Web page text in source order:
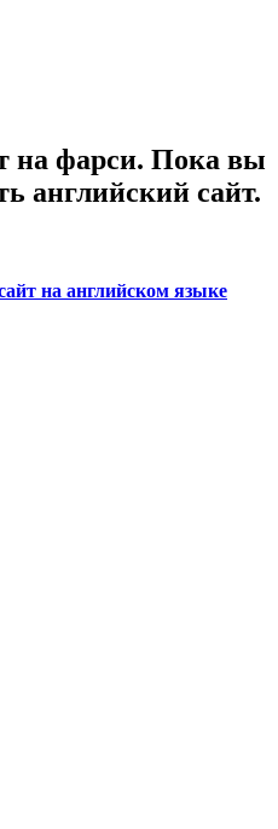
на фарси. Пока вы
английский сайт.
на английском языке